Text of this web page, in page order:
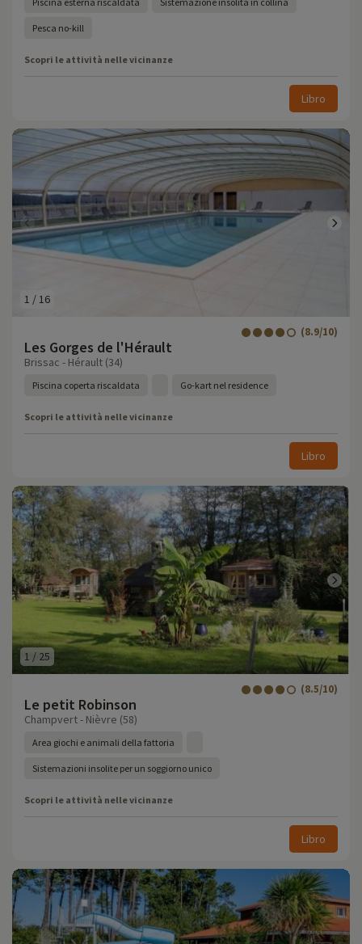
Pesca no-kill
Scopri le attività nelle vicinanze
Libro
1 /16
Les Gorges de l'Hérault
(8.9/10)
Brissac - Hérault (34)
Piscina coperta riscaldata Go-kart nel residence
Scopri le attività nelle vicinanze
Libro
1 / 25
Le petit Robinson
(8.5/10)
Champvert - Nièvre (58)
Area giochi e animali della fattoria
Sistemazioni insolite per un soggiorno unico
Scopri le attività nelle vicinanze
Libro